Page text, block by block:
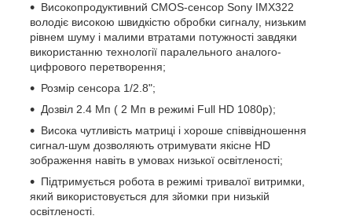
Високопродуктивний CMOS-сенсор Sony IMX322
володіє високою швидкістю обробки сигналу, низьким
рівнем шуму і малими втратами потужності завдяки
використанню технології паралельного аналого-
цифрового перетворення;
Розмір сенсора 1/2.8";
Дозвіл 2.4 Мп ( 2 Мп в режимі Full HD 1080p);
Висока чутливість матриці і хороше співвідношення
сигнал-шум дозволяють отримувати якісне HD
зображення навіть в умовах низької освітленості;
Підтримується робота в режимі тривалої витримки,
який використовується для зйомки при низькій
освітленості.